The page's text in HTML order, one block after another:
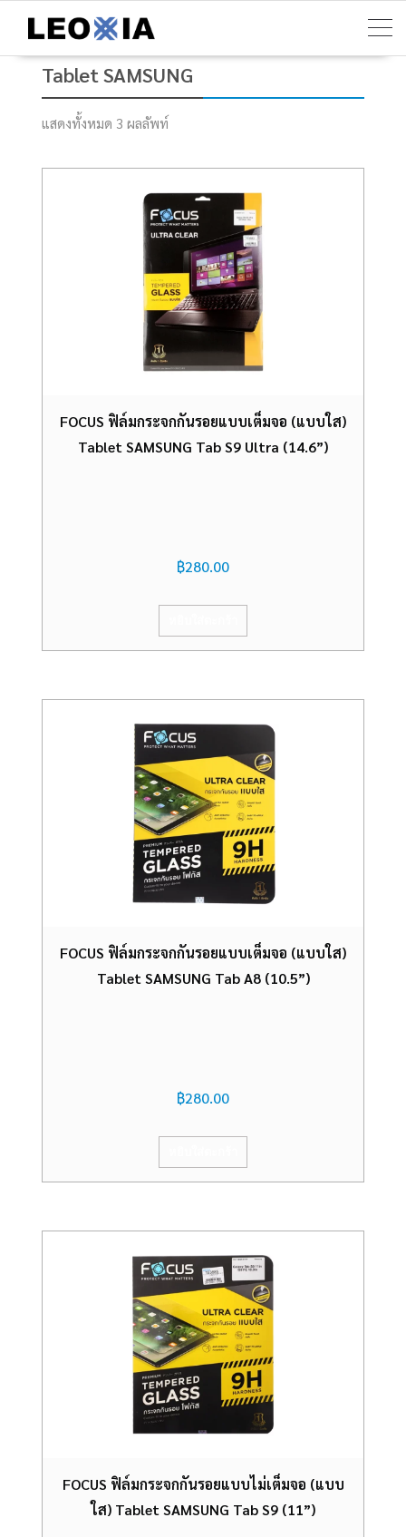
content
Tablet SAMSUNG
แสดงทั้งหมด 3 ผลลัพท์
FOCUS ฟิล์มกระจกกันรอยแบบเต็มจอ (แบบใส)
Tablet SAMSUNG Tab S9 Ultra (14.6”)
฿280.00
FOCUS ฟิล์มกระจกกันรอยแบบเต็มจอ (แบบใส)
Tablet SAMSUNG Tab A8 (10.5”)
฿280.00
FOCUS ฟิล์มกระจกกันรอยแบบไม่เต็มจอ (แบบ
ใส) Tablet SAMSUNG Tab S9 (11”)